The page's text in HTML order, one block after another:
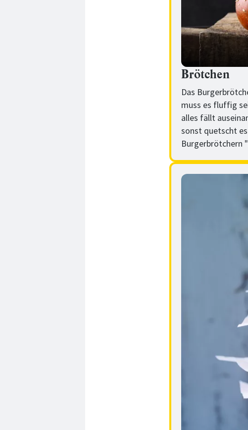
Brötchen
Das
muss es fluffig
alles fällt
sonst quetscht
Burgerbrötchern